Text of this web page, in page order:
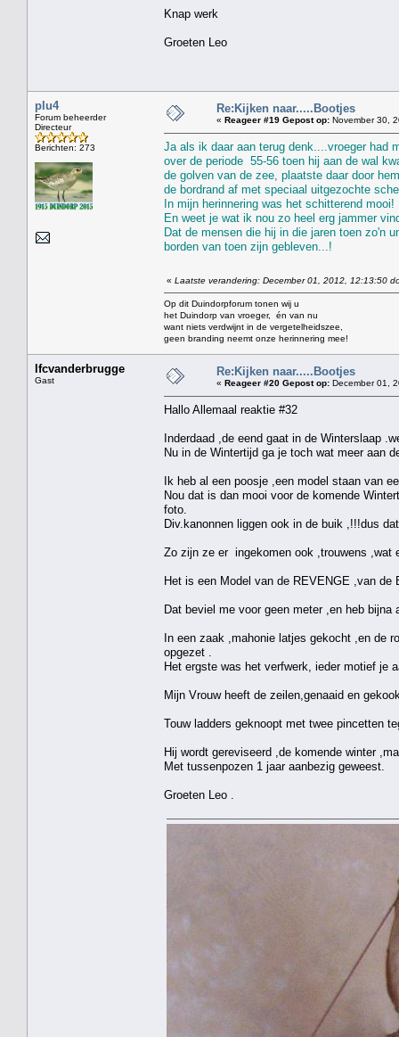
Knap werk
Groeten Leo
plu4
Forum beheerder
Directeur
Berichten: 273
Re:Kijken naar.....Bootjes
« Reageer #19 Gepost op: November 30,
Ja als ik daar aan terug denk....vroeger had
over de periode 55-56 toen hij aan de wal
de golven van de zee, plaatste daar door
de bordrand af met speciaal uitgezochte
In mijn herinnering was het schitterend mooi!
En weet je wat ik nou zo heel erg jammer
Dat de mensen die hij in die jaren toen zo'n
borden van toen zijn gebleven...!
« Laatste verandering: December 01, 2012, 12:13:50
Op dit Duindorpforum tonen wij u
het Duindorp van vroeger, én van nu
want niets verdwijnt in de vergetelheidszee,
geen branding neemt onze herinnering mee!
lfcvanderbrugge
Gast
Re:Kijken naar.....Bootjes
« Reageer #20 Gepost op: December 01,
Hallo Allemaal reaktie #32
Inderdaad ,de eend gaat in de Winterslaap
Nu in de Wintertijd ga je toch wat meer aan
Ik heb al een poosje ,een model staan van
Nou dat is dan mooi voor de komende
foto.
Div.kanonnen liggen ook in de buik ,!!!dus
Zo zijn ze er ingekomen ook ,trouwens ,wat
Het is een Model van de REVENGE ,van
Dat beviel me voor geen meter ,en heb
In een zaak ,mahonie latjes gekocht ,en de
opgezet .
Het ergste was het verfwerk, ieder motief je
Mijn Vrouw heeft de zeilen,genaaid en
Touw ladders geknoopt met twee pincetten
Hij wordt gereviseerd ,de komende winter
Met tussenpozen 1 jaar aanbezig geweest.
Groeten Leo .